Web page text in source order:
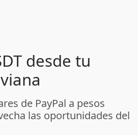
desde tu
de PayPal a pesos
las oportunidades del